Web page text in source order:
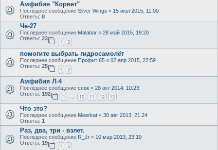
Амфибия "Корвет"
Последнее сообщение Silver Wings « 15 июл 2015, 11:00
Ответы: 8
Че-27
Последнее сообщение Malabar « 28 май 2015, 19:20
Ответы: 23
1 2
помогите выбрать гидросамолёт
Последнее сообщение Профит 65 « 02 апр 2015, 22:59
Ответы: 25
1 2
Амфибия Л-4
Последнее сообщение спок « 28 окт 2014, 10:23
Ответы: 192
1 10 11 12 13
Что это?
Последнее сообщение Meerkat « 30 авг 2013, 21:24
Ответы: 1
Раз, два, три - взлет.
Последнее сообщение R_Jr « 10 мар 2013, 23:19
Ответы: 19
1 2